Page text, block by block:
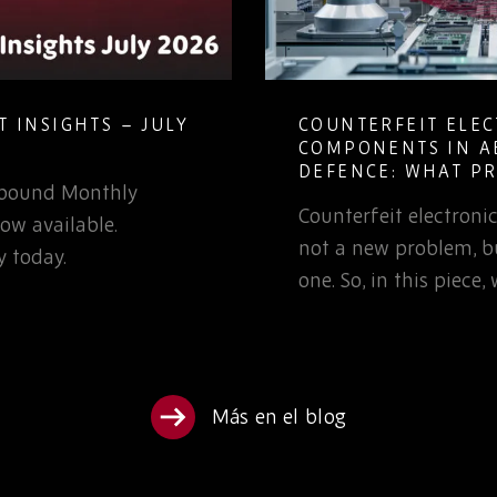
INSIGHTS – JULY
Monthly
available.
today.
COUNTERFEIT
COMPONENTS IN
DEFENCE: WHAT
Counterfeit
not a new problem,
one. So, in this piece,
Más en el blog